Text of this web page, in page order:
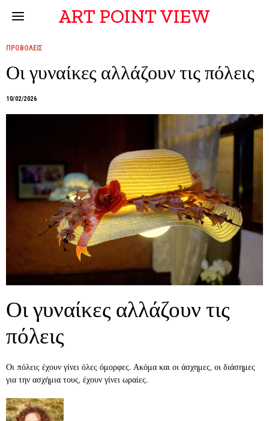
ART POINT VIEW
ΠΡΟΒΟΛΕΙΣ
Οι γυναίκες αλλάζουν τις πόλεις
10/02/2026
Οι γυναίκες αλλάζουν τις
πόλεις
Οι πόλεις έχουν γίνει όλες όμορφες. Ακόμα και οι άσχημες, οι διάσημες
για την ασχήμια τους, έχουν γίνει ωραίες.